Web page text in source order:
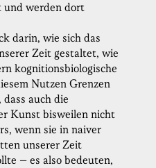
und werden dort
darin, wie sich das
Zeit gestaltet, wie
kognitionsbiologische
Nutzen Grenzen
auch die
Kunst bisweilen nicht
wenn sie in naiver
unserer Zeit
– es also bedeuten,